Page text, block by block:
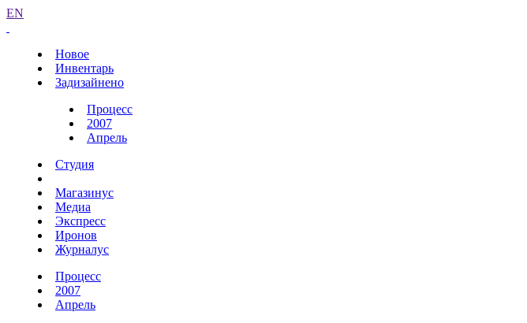
EN
Новое
Инвентарь
Задизайнено
Процесс
2007
Апрель
Студия
Магазинус
Медиа
Экспресс
Иронов
Журналус
Процесс
2007
Апрель